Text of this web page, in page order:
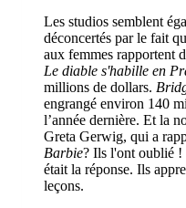
Les studios semblent
déconcertés par le fait
aux femmes rapportent
Le diable s'habille en
millions de dollars.
engrangé environ 140
l’année dernière. Et la
Greta Gerwig, qui a
Barbie? Ils l'ont oublié !
était la réponse. Ils
leçons.